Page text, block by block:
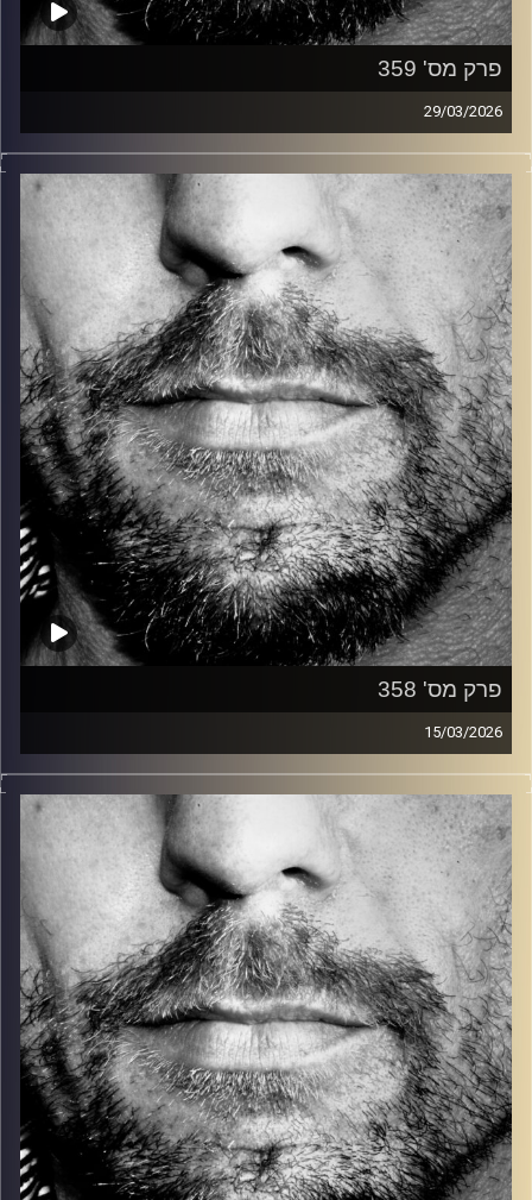
פרק מס' 359
29/03/2026
זיפים, מוזיקה מחוספסת של הופעות חיות. הרבה ג'אם, רוק,
בלוז, bluegrass, ג'אז, Fאנק, פרוגרסיב ואפילו אלקטרוניקה.
כל מה שחי, אמיתי ונושם.
עם שמוליק רגב.
קרדיט תמונות: David Goehring
פרק מס' 358
15/03/2026
זיפים, מוזיקה מחוספסת של הופעות חיות. הרבה ג'אם, רוק,
בלוז, bluegrass, ג'אז, Fאנק, פרוגרסיב ואפילו אלקטרוניקה.
כל מה שחי, אמיתי ונושם.
עם שמוליק רגב.
קרדיט תמונות: David Goehring